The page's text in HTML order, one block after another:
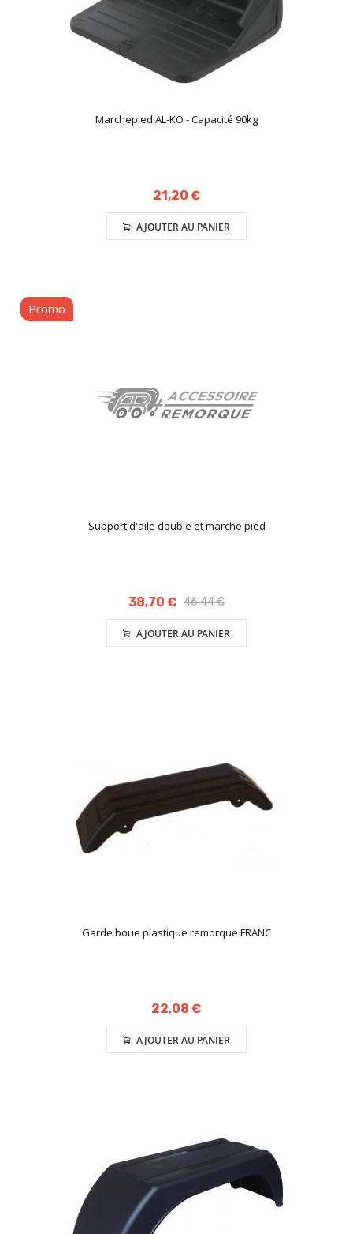
Marchepied AL-KO - Capacité 90kg
21,20 €
AJOUTER AU PANIER
Promo
Support d'aile double et marche pied
38,70 € 46,44 €
AJOUTER AU PANIER
Garde boue plastique remorque FRANC
22,08 €
AJOUTER AU PANIER